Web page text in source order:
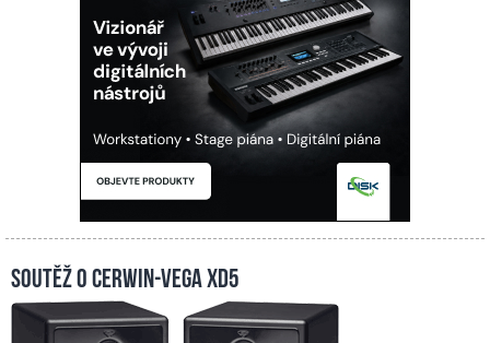
Soutěž o Cerwin-Vega XD5